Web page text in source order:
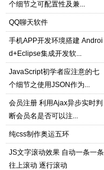
个细节之可配置性及兼...
QQ聊天软件
手机APP开发环境搭建 Androi
d+Eclipse集成开发软...
JavaScript初学者应注意的七
个细节之使用JSON作为...
会员注册 利用Ajax异步实时判
断会员名是否可以注...
纯css制作奥运五环
JS文字滚动效果 自动一条一条
往上滚动 逐行滚动